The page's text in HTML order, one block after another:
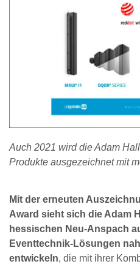
Auch 2021 wird die Adam
Produkte ausgezeichnet mit
Mit der erneuten
Award sieht sich die Adam
hessischen Neu-Anspach
Eventtechnik-Lösungen
entwickeln, die mit ihrer